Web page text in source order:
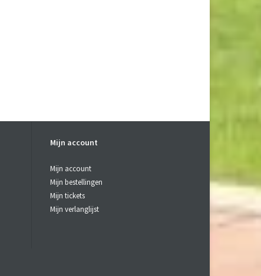
Mijn account
Mijn account
Mijn bestellingen
Mijn tickets
Mijn verlanglijst